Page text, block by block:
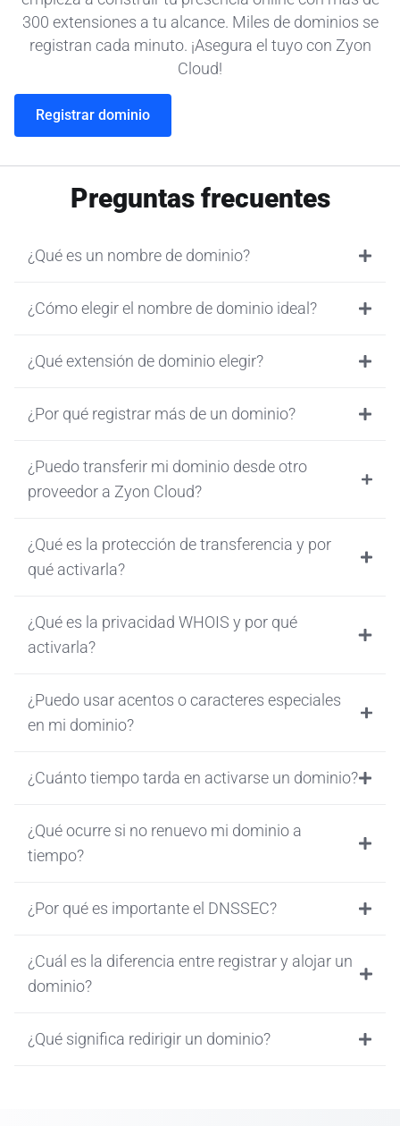
300 extensiones a tu alcance. Miles de dominios se
registran cada minuto. ¡Asegura el tuyo con Zyon
Cloud!
Registrar dominio
Preguntas frecuentes
¿Qué es un nombre de dominio?
¿Cómo elegir el nombre de dominio ideal?
¿Qué extensión de dominio elegir?
¿Por qué registrar más de un dominio?
¿Puedo transferir mi dominio desde otro
proveedor a Zyon Cloud?
¿Qué es la protección de transferencia y por
qué activarla?
¿Qué es la privacidad WHOIS y por qué
activarla?
¿Puedo usar acentos o caracteres especiales
en mi dominio?
¿Cuánto tiempo tarda en activarse un dominio?
¿Qué ocurre si no renuevo mi dominio a
tiempo?
¿Por qué es importante el DNSSEC?
¿Cuál es la diferencia entre registrar y alojar un
dominio?
¿Qué significa redirigir un dominio?